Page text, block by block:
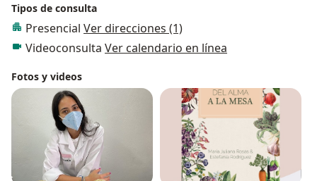
Tipos de consulta
Presencial Ver direcciones (1)
Videoconsulta Ver calendario en línea
Fotos y videos